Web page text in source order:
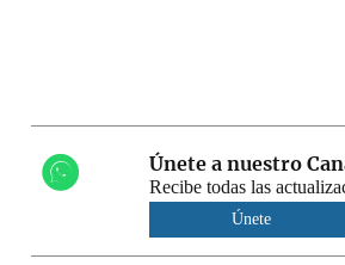
Únete a nuestro
Recibe todas las
Únete